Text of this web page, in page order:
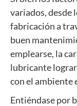
variados, desde
fabricación a
buen
emplearse, la
lubricante
con el ambiente
Entiéndase por